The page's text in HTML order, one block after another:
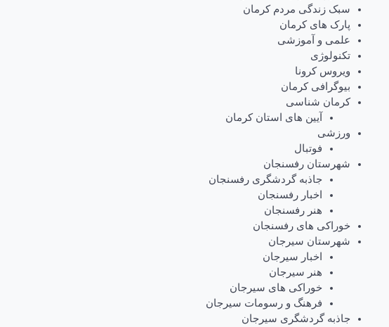
سبک زندگی مردم کرمان
پارک های کرمان
علمی و آموزشی
تکنولوژی
ویروس کرونا
بیوگرافی کرمان
کرمان شناسی
آیین های استان کرمان
ورزشی
فوتبال
شهرستان رفسنجان
جاذبه گردشگری رفسنجان
اخبار رفسنجان
هنر رفسنجان
خوراکی های رفسنجان
شهرستان سیرجان
اخبار سیرجان
هنر سیرجان
خوراکی های سیرجان
فرهنگ و رسومات سیرجان
جاذبه گردشگری سیرجان